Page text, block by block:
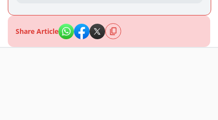
Share Article